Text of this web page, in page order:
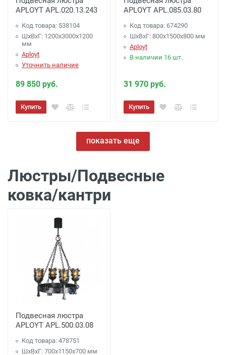
APLOYT APL.020.13.243
Код товара: 538104
ШхВхГ: 1200x3000x1200
мм
Aployt
Уточнить наличие
89 850 руб.
Купить
APLOYT APL.085.03.80
Код товара: 674290
ШхВхГ: 800x1500x800 мм
Aployt
В наличии 16 шт.
31 970 руб.
Купить
показать еще
Люстры/Подвесные
ковка/кантри
Подвесная люстра
APLOYT APL.500.03.08
Код товара: 478751
ШхВхГ: 700x1150x700 мм